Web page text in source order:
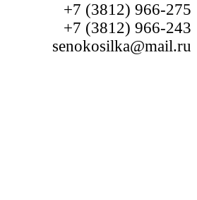
+7 (3812) 966-275
+7 (3812) 966-243
senokosilka@mail.ru